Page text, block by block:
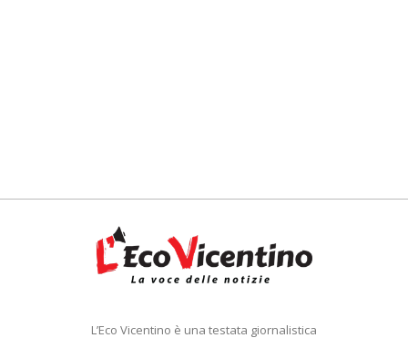
L’Eco Vicentino è una testata giornalistica